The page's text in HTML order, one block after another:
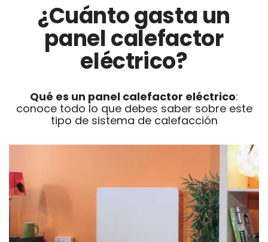
¿Cuánto gasta un
panel calefactor
eléctrico?
Qué es un panel calefactor eléctrico:
conoce todo lo que debes saber sobre este
tipo de sistema de calefacción